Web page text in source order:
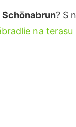
? S
na